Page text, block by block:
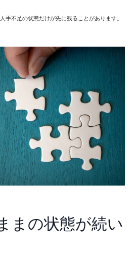
手不足の状態だけが先に残ることがあります。
まの状態が続い